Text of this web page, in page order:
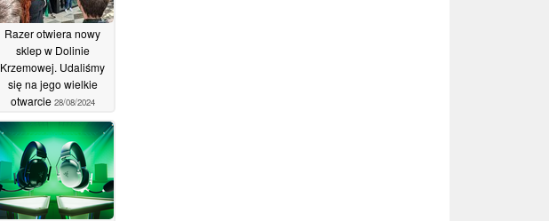
Razer otwiera nowy
sklep w Dolinie
Krzemowej. Udaliśmy
się na jego wielkie
otwarcie 28/08/2024